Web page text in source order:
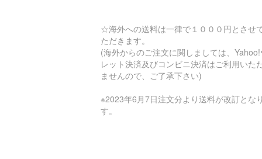
☆海外への送料は一律で１０００円とさせ
ただきます。
(海外からのご注文に関しましては、
レット決済及びコンビニ決済はご利用いた
ませんので、ご了承下さい)
※2023年6月7日注文分より送料が改訂とな
す。